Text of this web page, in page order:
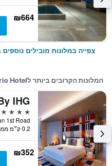
₪664
צפייה במלונות מובילים נוספים
המלונות הקרובים ביותר לBrio Hotel
4 כוכבים
0.2 ק״מ ממרכז העיר
₪352